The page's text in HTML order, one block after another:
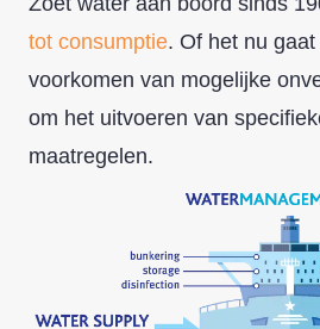
tot consumptie. Of het nu
voorkomen van mogelijke
om het uitvoeren van
maatregelen.